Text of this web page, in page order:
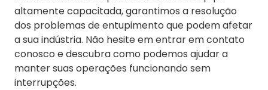
altamente capacitada, garantimos a resolução
dos problemas de entupimento que podem afetar
a sua indústria. Não hesite em entrar em contato
conosco e descubra como podemos ajudar a
manter suas operações funcionando sem
interrupções.